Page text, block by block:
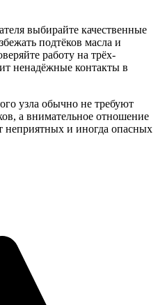
выбирайте качественные
подтёков масла и
работу на трёх-
ненадёжные контакты в
узла обычно не требуют
а внимательное отношение
неприятных и иногда опасных